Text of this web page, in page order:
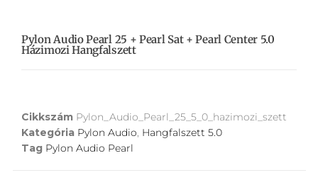
Pylon Audio Pearl 25 + Pearl Sat + Pearl Center 5.0
Házimozi Hangfalszett
Cikkszám Pylon_Audio_Pearl_25_5_0_hazimozi_szett
Kategória Pylon Audio, Hangfalszett 5.0
Tag Pylon Audio Pearl